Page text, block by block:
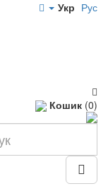
Укр Рус
Кошик (0)